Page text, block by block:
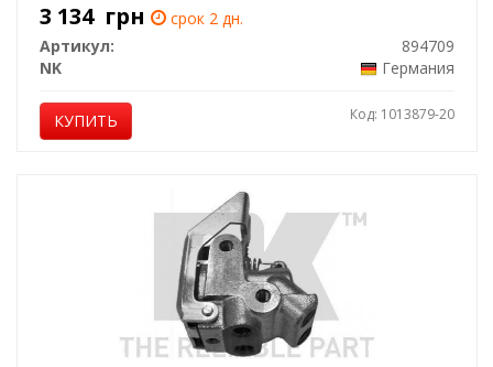
3 134 грн
срок 2 дн.
Артикул:
894709
NK
Германия
КУПИТЬ Код: 1013879-20